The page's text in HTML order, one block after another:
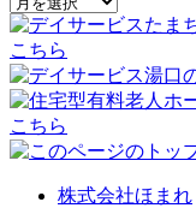
株式会社ほまれ